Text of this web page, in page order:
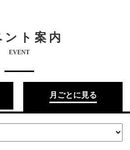
ント案内
EVENT
月ごとに見る